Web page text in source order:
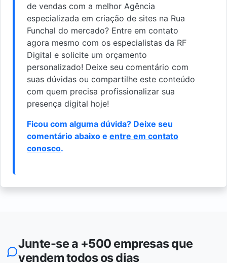
de vendas com a melhor Agência
especializada em criação de sites na Rua
Funchal do mercado? Entre em contato
agora mesmo com os especialistas da RF
Digital e solicite um orçamento
personalizado! Deixe seu comentário com
suas dúvidas ou compartilhe este conteúdo
com quem precisa profissionalizar sua
presença digital hoje!
Ficou com alguma dúvida? Deixe seu
comentário abaixo e entre em contato
conosco.
Junte-se a +500 empresas que
vendem todos os dias